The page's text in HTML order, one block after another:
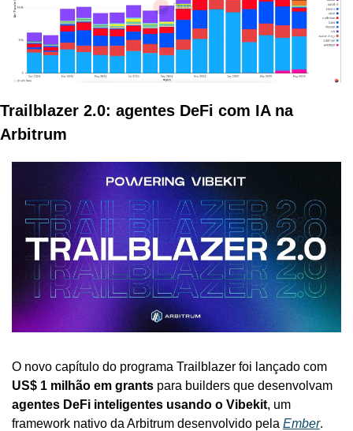
Trailblazer 2.0: agentes DeFi com IA na
Arbitrum
US$ 1 milhão em grants
agentes DeFi inteligentes usando o Vibekit, um
framework nativo da Arbitrum desenvolvido pela Ember.